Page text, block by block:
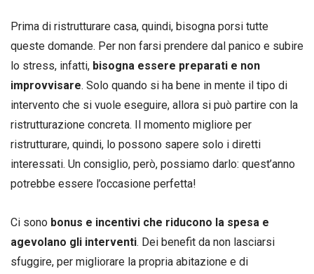
Prima di ristrutturare casa, quindi, bisogna porsi tutte
queste domande. Per non farsi prendere dal panico e subire
lo stress, infatti, bisogna essere preparati e non
improvvisare. Solo quando si ha bene in mente il tipo di
intervento che si vuole eseguire, allora si può partire con la
ristrutturazione concreta. Il momento migliore per
ristrutturare, quindi, lo possono sapere solo i diretti
interessati. Un consiglio, però, possiamo darlo: quest’anno
potrebbe essere l’occasione perfetta!
Ci sono bonus e incentivi che riducono la spesa e
agevolano gli interventi. Dei benefit da non lasciarsi
sfuggire, per migliorare la propria abitazione e di